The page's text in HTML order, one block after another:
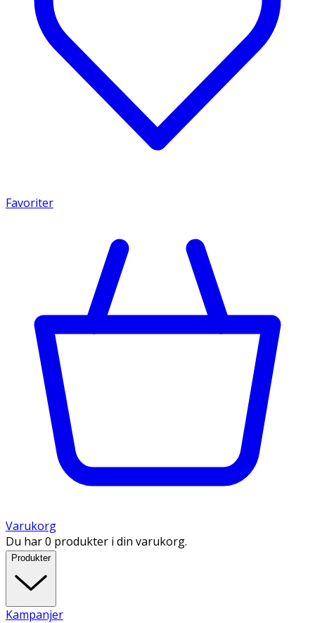
Favoriter
Varukorg
Du har 0 produkter i din varukorg.
Produkter
Kampanjer